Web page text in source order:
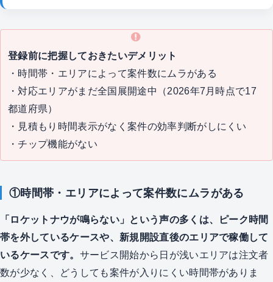
登録前に把握しておきたいデメリット
・時間帯・エリアによって案件数にムラがある
・対応エリアがまだ全国展開途中（2026年7月時点で17
都道府県）
・見積もり時間表示がなく案件の効率判断がしにくい
・チップ機能がない
①時間帯・エリアによって案件数にムラがある
「ロケットナウが鳴らない」という声の多くは、ピーク時間
帯を外しているケースや、新規開設直後のエリアで稼働して
いるケースです。 サービス開始から日が浅いエリアは注文者
数が少なく、どうしても案件が入りにくい時間帯がありま